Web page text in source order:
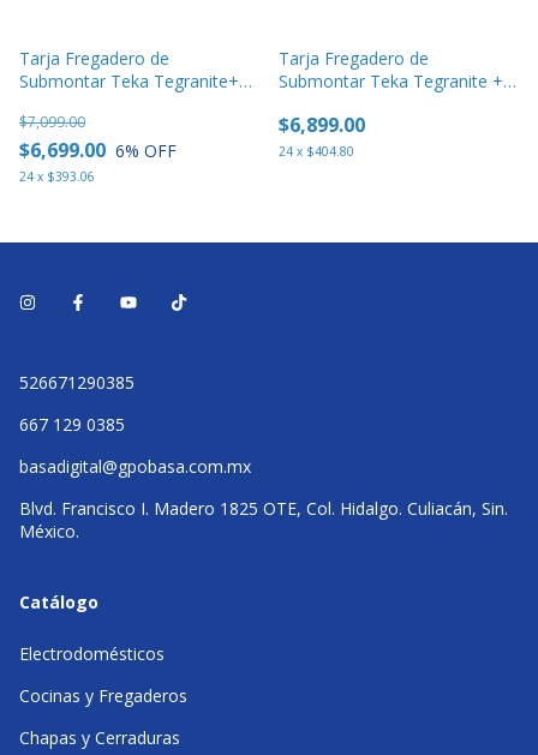
Tarja Fregadero de
Submontar Teka Tegranite+
$6,699.00
$7,099.00
6% OFF
24 x $393.06
Tarja Fregadero de
Submontar Teka Tegranite +
$6,899.00
24 x $404.80
526671290385
667 129 0385
basadigital@gpobasa.com.mx
Blvd. Francisco I. Madero 1825 OTE, Col. Hidalgo. Culiacán, Sin.
México.
Catálogo
Electrodomésticos
Cocinas y Fregaderos
Chapas y Cerraduras